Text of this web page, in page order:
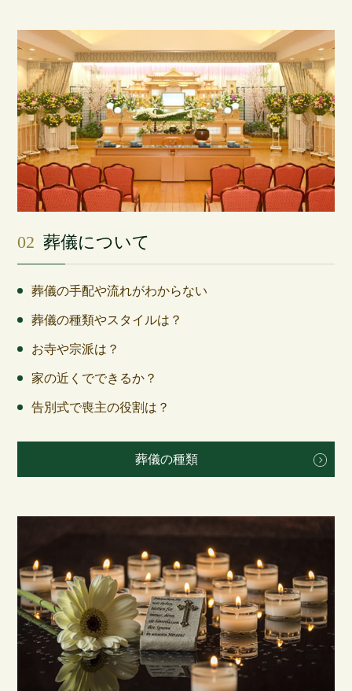
02 葬儀について
葬儀の手配や流れがわからない
葬儀の種類やスタイルは？
お寺や宗派は？
家の近くでできるか？
告別式で喪主の役割は？
葬儀の種類